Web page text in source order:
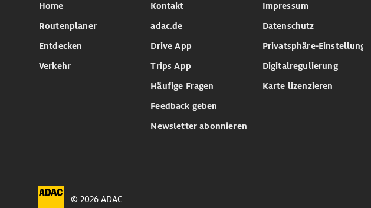
Home
Routenplaner
Entdecken
Verkehr
Kontakt
adac.de
Drive App
Trips App
Häufige Fragen
Feedback geben
Newsletter abonnieren
Impressum
Datenschutz
Privatsphäre-Einstellungen
Digitalregulierung
Karte lizenzieren
© 2026 ADAC